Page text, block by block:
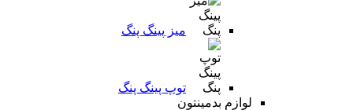
میز پینگ پنگ
توپ پینگ پنگ
لوازم بدمینتون